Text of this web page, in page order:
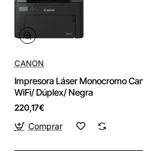
CANON
Impresora Láser Monocromo
WiFi/ Dúplex/ Negra
220,17€
Comprar